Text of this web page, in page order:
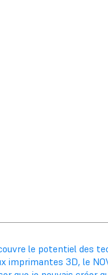
le potentiel des
imprimantes 3D, le